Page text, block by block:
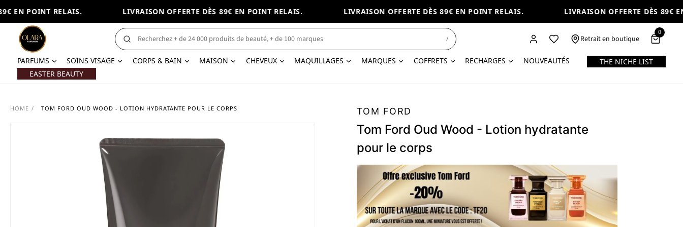
EN POINT RELAIS. LIVRAISON OFFERTE DÈS 89€ EN POINT RELAIS. LIVRAISON OFFERTE DÈS 89€ EN POINT RELAIS. LIVRAISON OFFERTE DÈS 89€ EN
/ Retrait en boutique
0
PARFUMS SOINS VISAGE CORPS & BAIN MAISON CHEVEUX MAQUILLAGES MARQUES COFFRETS RECHARGES NOUVEAUTÉS
THE NICHE LIST
EASTER BEAUTY
HOME / TOM FORD OUD WOOD - LOTION HYDRATANTE POUR LE CORPS TOM FORD
Tom Ford Oud Wood - Lotion hydratante
pour le corps